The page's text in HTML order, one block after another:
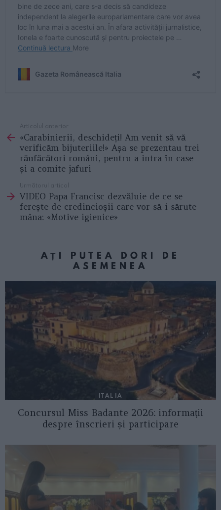
more
Articolul anterior
«Carabinierii, deschideți! Am venit să vă
verificăm bijuteriile!» Așa se prezentau trei
răufăcători români, pentru a intra în case
și a comite jafuri
Următorul articol
VIDEO Papa Francisc dezvăluie de ce se
ferește de credincioșii care vor să-i sărute
mâna: «Motive igienice»
AȚI PUTEA DORI DE
ASEMENEA
ITALIA
Concursul Miss Badante 2026: informații
despre înscrieri și participare